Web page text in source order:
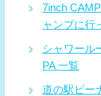
7inch
ャンプに行
シャワール
PA 一覧
道の駅ビー